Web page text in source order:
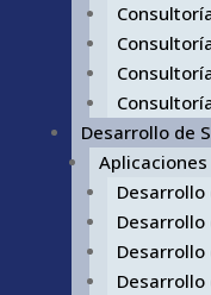
Desarrollo de
Desarrollo
Desarrollo
Desarrollo